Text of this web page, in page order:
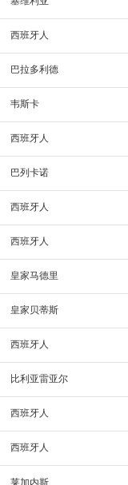
西班牙人
巴拉多利德
韦斯卡
西班牙人
巴列卡诺
西班牙人
西班牙人
皇家马德里
皇家贝蒂斯
西班牙人
比利亚雷亚尔
西班牙人
西班牙人
莱加内斯